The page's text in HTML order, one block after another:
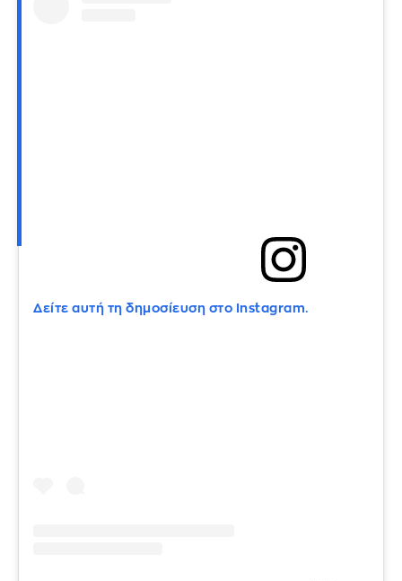
Δείτε αυτή τη δημοσίευση στο Instagram.